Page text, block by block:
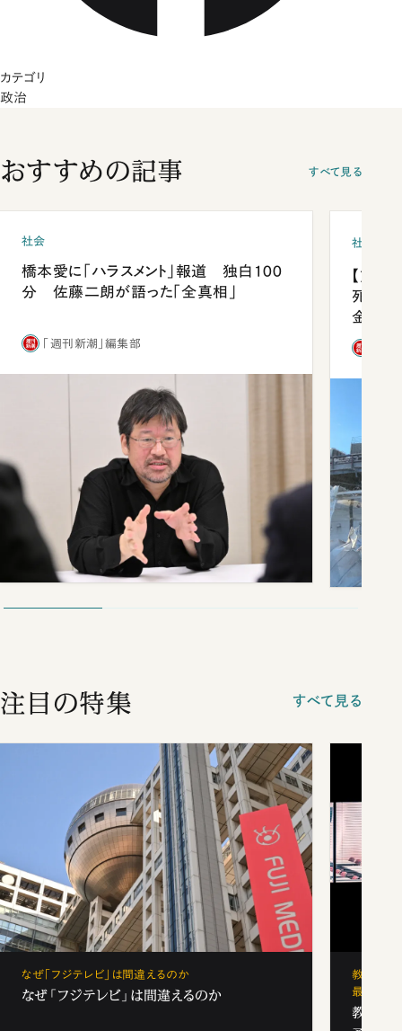
カテゴリ
政治
おすすめの記事 すべて見る
社会
橋本愛に「ハラスメント」報道 独白100
分 佐藤二朗が語った「全真相」
「週刊新潮」編集部
社会
【熊本
死を分
金」
注目の特集 すべて見る
なぜ「フジテレビ」は間違えるのか
なぜ「フジテレビ」は間違えるのか
教育の地
最新勢力
教育の